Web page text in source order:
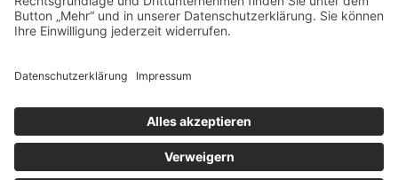
AGBs Webshop
SOCIAL MEDIA